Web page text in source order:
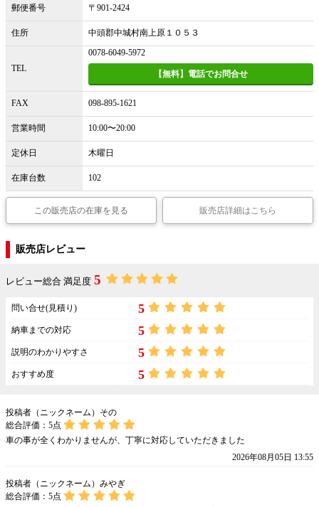
郵便番号 〒901-2424
住所 中頭郡中城村南上原１０５３
TEL
0078-6049-5972
【無料】電話でお問合せ
FAX 098-895-1621
営業時間 10:00〜20:00
定休日 木曜日
在庫台数 102
この販売店の在庫を見る 販売店詳細はこちら
販売店レビュー
レビュー総合 満足度 5
問い合せ(見積り) 5
納車までの対応 5
説明のわかりやすさ 5
おすすめ度 5
投稿者（ニックネーム）その
総合評価： 5点
車の事が全くわかりませんが、丁寧に対応していただきました
2026年08月05日 13:55
投稿者（ニックネーム）みやぎ
総合評価： 5点